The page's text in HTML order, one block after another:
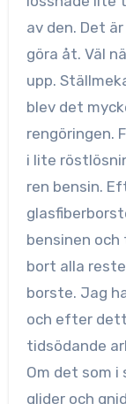
av den. Det
göra åt. Väl
upp.
blev det
rengöringen.
i lite
ren bensin.
bensinen
bort alla
borste. Jag
och efter
tidsödande
Om det som i
glider och